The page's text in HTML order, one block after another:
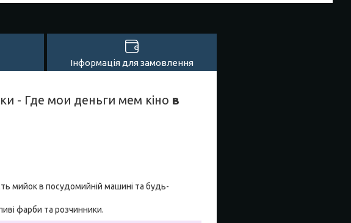
Інформація для замовлення
- Где мои деньги мем кіно в
мийок в посудомийній машині та будь-
фарби та розчинники.